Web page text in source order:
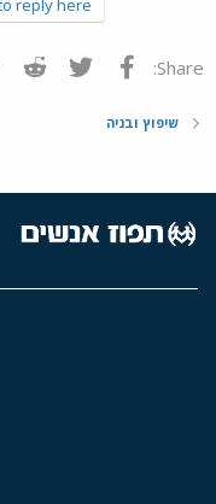
Share: פייסבוק Twitter
שיפוץ ובניה